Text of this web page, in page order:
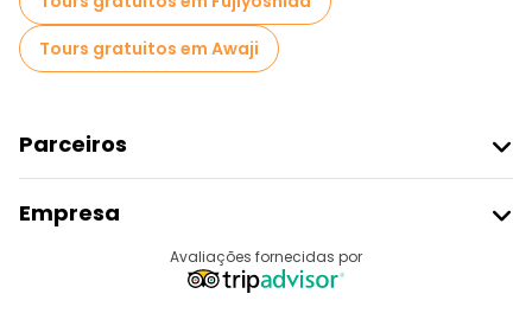
Tours gratuitos em Awaji
Parceiros
Registo Do Fornecedor
Programa De Afiliados
Empresa
Avaliações fornecidas por